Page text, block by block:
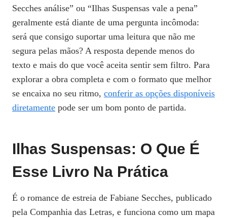
Secches análise” ou “Ilhas Suspensas vale a pena”
geralmente está diante de uma pergunta incômoda:
será que consigo suportar uma leitura que não me
segura pelas mãos? A resposta depende menos do
texto e mais do que você aceita sentir sem filtro. Para
explorar a obra completa e com o formato que melhor
se encaixa no seu ritmo, conferir as opções disponíveis
diretamente pode ser um bom ponto de partida.
Ilhas Suspensas: O Que É
Esse Livro Na Prática
É o romance de estreia de Fabiane Secches, publicado
pela Companhia das Letras, e funciona como um mapa